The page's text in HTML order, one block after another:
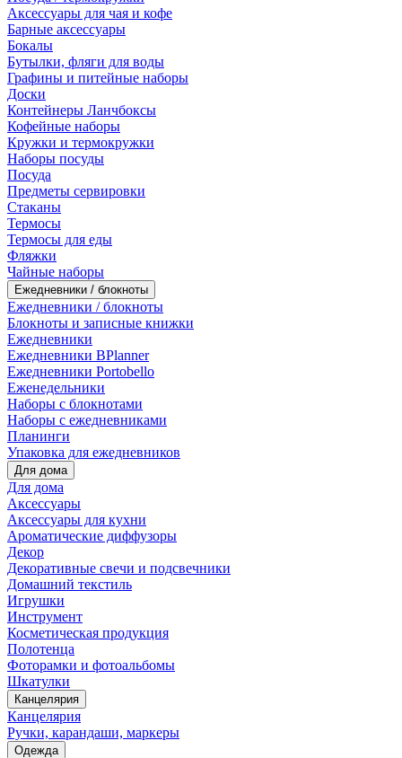
Аксессуары для чая и кофе
Барные аксессуары
Бокалы
Бутылки, фляги для воды
Графины и питейные наборы
Доски
Контейнеры Ланчбоксы
Кофейные наборы
Кружки и термокружки
Наборы посуды
Посуда
Предметы сервировки
Стаканы
Термосы
Термосы для еды
Фляжки
Чайные наборы
Ежедневники / блокноты
Ежедневники / блокноты
Блокноты и записные книжки
Ежедневники
Ежедневники BPlanner
Ежедневники Portobello
Еженедельники
Наборы с блокнотами
Наборы с ежедневниками
Планинги
Упаковка для ежедневников
Для дома
Для дома
Аксессуары
Аксессуары для кухни
Ароматические диффузоры
Декор
Декоративные свечи и подсвечники
Домашний текстиль
Игрушки
Инструмент
Косметическая продукция
Полотенца
Фоторамки и фотоальбомы
Шкатулки
Канцелярия
Канцелярия
Ручки, карандаши, маркеры
Одежда